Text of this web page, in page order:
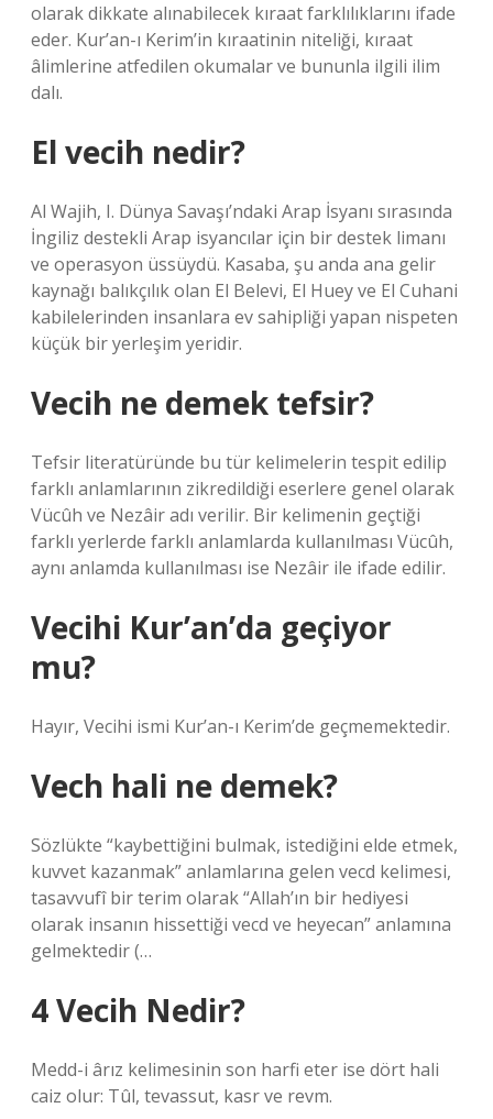
olarak dikkate alınabilecek kıraat farklılıklarını ifade
eder. Kur’an-ı Kerim’in kıraatinin niteliği, kıraat
âlimlerine atfedilen okumalar ve bununla ilgili ilim
dalı.
El vecih nedir?
Al Wajih, I. Dünya Savaşı’ndaki Arap İsyanı sırasında
İngiliz destekli Arap isyancılar için bir destek limanı
ve operasyon üssüydü. Kasaba, şu anda ana gelir
kaynağı balıkçılık olan El Belevi, El Huey ve El Cuhani
kabilelerinden insanlara ev sahipliği yapan nispeten
küçük bir yerleşim yeridir.
Vecih ne demek tefsir?
Tefsir literatüründe bu tür kelimelerin tespit edilip
farklı anlamlarının zikredildiği eserlere genel olarak
Vücûh ve Nezâir adı verilir. Bir kelimenin geçtiği
farklı yerlerde farklı anlamlarda kullanılması Vücûh,
aynı anlamda kullanılması ise Nezâir ile ifade edilir.
Vecihi Kur’an’da geçiyor
mu?
Hayır, Vecihi ismi Kur’an-ı Kerim’de geçmemektedir.
Vech hali ne demek?
Sözlükte “kaybettiğini bulmak, istediğini elde etmek,
kuvvet kazanmak” anlamlarına gelen vecd kelimesi,
tasavvufî bir terim olarak “Allah’ın bir hediyesi
olarak insanın hissettiği vecd ve heyecan” anlamına
gelmektedir (…
4 Vecih Nedir?
Medd-i ârız kelimesinin son harfi eter ise dört hali
caiz olur: Tûl, tevassut, kasr ve revm.